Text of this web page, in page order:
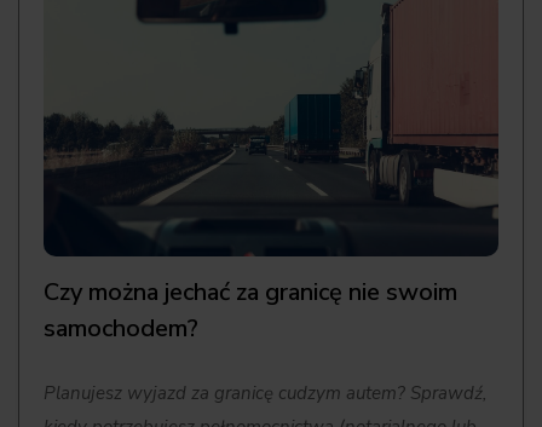
Czy można jechać za granicę nie swoim
samochodem?
Planujesz wyjazd za granicę cudzym autem? Sprawdź,